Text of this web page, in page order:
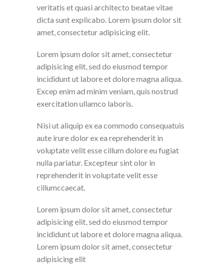
veritatis et quasi architecto beatae vitae
dicta sunt explicabo. Lorem ipsum dolor sit
amet, consectetur adipisicing elit.
Lorem ipsum dolor sit amet, consectetur
adipisicing elit, sed do eiusmod tempor
incididunt ut labore et dolore magna aliqua.
Excep enim ad minim veniam, quis nostrud
exercitation ullamco laboris.
Nisi ut aliquip ex ea commodo consequatuis
aute irure dolor ex ea reprehenderit in
voluptate velit esse cillum dolore eu fugiat
nulla pariatur. Excepteur sint olor in
reprehenderit in voluptate velit esse
cillumccaecat.
Lorem ipsum dolor sit amet, consectetur
adipisicing elit, sed do eiusmod tempor
incididunt ut labore et dolore magna aliqua.
Lorem ipsum dolor sit amet, consectetur
adipisicing elit